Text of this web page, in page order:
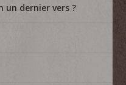
un dernier vers ?